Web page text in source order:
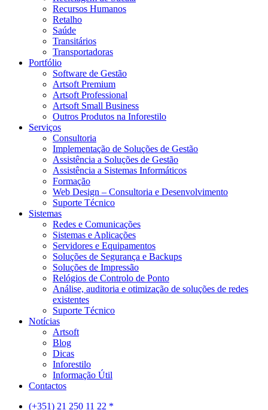
Recursos Humanos
Retalho
Saúde
Transitários
Transportadoras
Portfólio
Software de Gestão
Artsoft Premium
Artsoft Professional
Artsoft Small Business
Outros Produtos na Inforestilo
Serviços
Consultoria
Implementação de Soluções de Gestão
Assistência a Soluções de Gestão
Assistência a Sistemas Informáticos
Formação
Web Design – Consultoria e Desenvolvimento
Suporte Técnico
Sistemas
Redes e Comunicações
Sistemas e Aplicações
Servidores e Equipamentos
Soluções de Segurança e Backups
Soluções de Impressão
Relógios de Controlo de Ponto
Análise, auditoria e otimização de soluções de redes
existentes
Suporte Técnico
Notícias
Artsoft
Blog
Dicas
Inforestilo
Informação Útil
Contactos
(+351) 21 250 11 22 *